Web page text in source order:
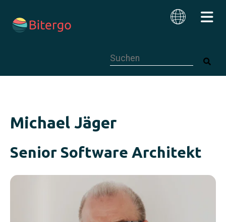
Michael Jäger
Senior Software Architekt